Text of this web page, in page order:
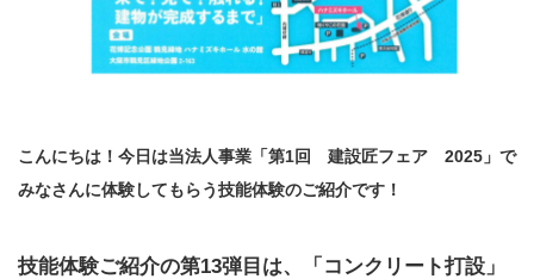
こんにちは！今日は当法人事業「第1回 建設匠フェア 2025」で
みなさんに体験してもらう技能体験のご紹介です！
技能体験ご紹介の第13弾目は、「コンクリート打設」